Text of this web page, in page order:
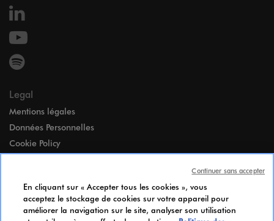
Legal
Mentions légales
Données Personnelles
Cookie Policy
Index égalité Femmes-Hommes
Notice d’Information Candidats
En cliquant sur « Accepter tous les cookies », vous
acceptez le stockage de cookies sur votre appareil pour
améliorer la navigation sur le site, analyser son utilisation
Continuer sans accepter